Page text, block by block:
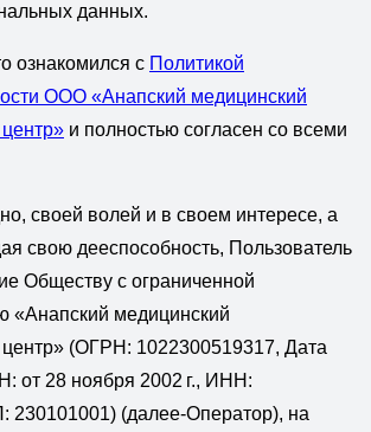
данных.
ознакомился с Политикой
ООО «Анапский медицинский
центр» и полностью согласен со всеми
своей волей и в своем интересе, а
свою дееспособность, Пользователь
Обществу с ограниченной
«Анапский медицинский
центр» (ОГРН: 1022300519317, Дата
от 28 ноября 2002 г., ИНН:
230101001) (далее-Оператор), на